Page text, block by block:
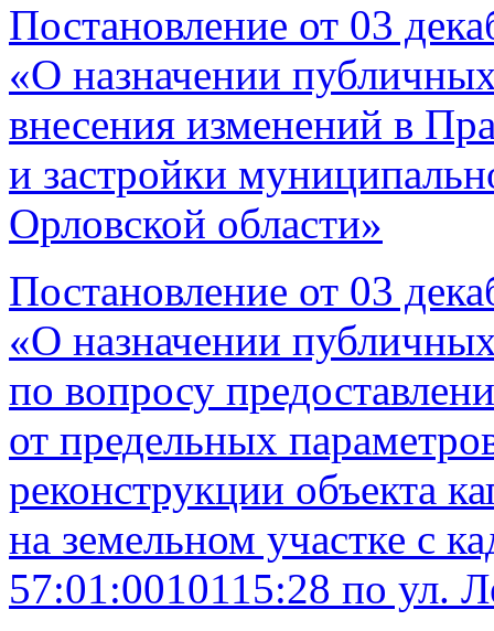
Постановление от 03
«О назначении
внесения изменений в
и застройки
Орловской области»
Постановление от 03
«О назначении
по вопросу
от предельных
реконструкции объекта
на земельном участке с
57:01:0010115:28 по ул.